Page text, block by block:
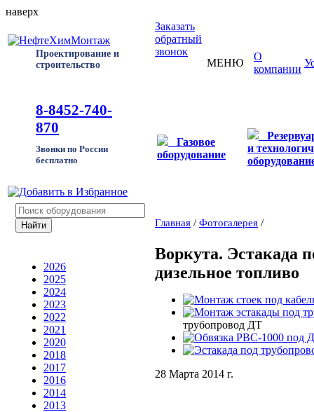
наверх
Проектирование и
строительство
8-8452-740-
870
Звонки по России
бесплатно
Заказать
обратный
звонок
МЕНЮ
О
компании
Газовое
оборудование
и
2026
2025
2024
2023
2022
2021
2020
2018
2017
2016
2014
2013
Главная / Фотогалерея /
Воркута. Эстакада
дизельное топливо
трубопровод ДТ
28 Марта 2014 г.